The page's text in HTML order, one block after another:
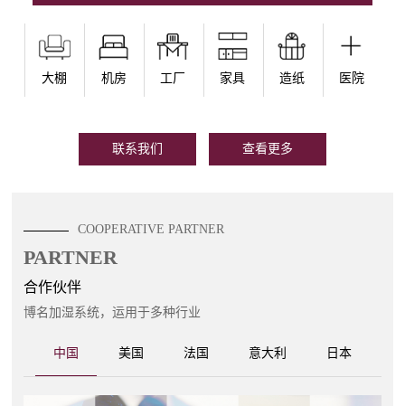
大棚 机房 工厂 家具 造纸 医院
联系我们 查看更多
COOPERATIVE PARTNER
PARTNER
合作伙伴
博名加湿系统，运用于多种行业
中国 美国 法国 意大利 日本